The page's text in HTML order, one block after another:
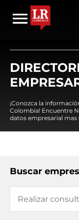
¡Conozca la
Colombia! Encuentre
datos empresarial mas
Buscar